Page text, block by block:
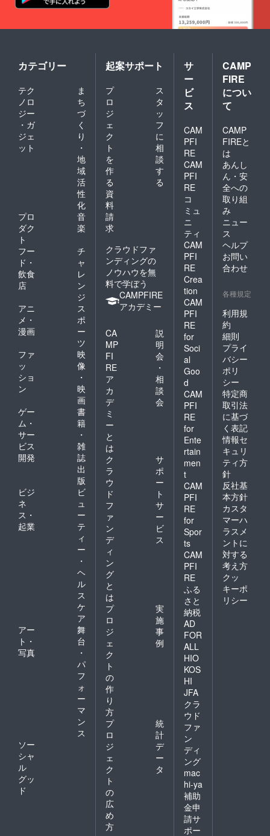
カテゴリー
テク
ノロ
ジー
・ガ
ジェ
ット
ま
ち
づ
く
り
・
地
域
活
性
化
プロ
ダク
ト
音
楽
フー
ド・
飲食
店
チ
ャ
レ
ン
ジ
アニ
メ・
漫画
ス
ポ
ー
ツ
ファ
ッ
ショ
ン
映
像
・
映
画
ゲー
ム・
サー
ビス
開発
書
籍
・
雑
誌
出
版
ビジ
ネ
ス・
起業
ビ
ュ
ー
テ
ィ
ー
・
ヘ
ル
ス
ケ
ア
アー
ト・
写真
舞
台
・
パ
フ
ォ
ー
マ
ン
ス
ソー
シャ
ル
グッ
ド
起案サポート
プ
ロ
ジ
ェ
ク
ト
を
作
る
ス
タ
ッ
フ
に
相
談
す
る
資
料
請
求
クラウドファ
ンディングの
ノウハウを無
料で学ぼう
CAMPFIRE
アカデミー
CA
MP
FI
RE
ア
カ
デ
ミ
ー
と
は
説
明
会
・
相
談
会
ク
ラ
ウ
ド
フ
ァ
ン
デ
ィ
ン
グ
と
は
サ
ポ
ー
ト
サ
ー
ビ
ス
プ
ロ
ジ
ェ
ク
ト
の
作
り
方
実
施
事
例
プ
ロ
ジ
ェ
ク
ト
の
広
め
方
統
計
デ
ー
タ
サ
ー
ビ
ス
CAM
PFI
RE
CAM
PFI
RE
コ
ミュ
ニ
ティ
CAM
PFI
RE
Crea
tion
CAM
PFI
RE
for
Soci
al
Goo
d
CAM
PFI
RE
for
Ente
rtain
men
t
CAM
PFI
RE
for
Spor
ts
CAM
PFI
RE
ふる
さと
納税
AD
FOR
ALL
HIO
KOS
HI
JFA
クラ
ウド
ファ
ン
ディ
ング
mac
hi-ya
補助
金申
請サ
ポー
CAMP
FIRE
につい
て
CAMP
FIREと
は
あんし
ん・安
全への
取り組
み
ニュー
ス
ヘルプ
お問い
合わせ
各種規定
利用規
約
細則
プライ
バシー
ポリ
シー
特定商
取引法
に基づ
く表記
情報セ
キュリ
ティ方
針
反社基
本方針
カスタ
マーハ
ラスメ
ントに
対する
考え方
クッ
キーポ
リシー